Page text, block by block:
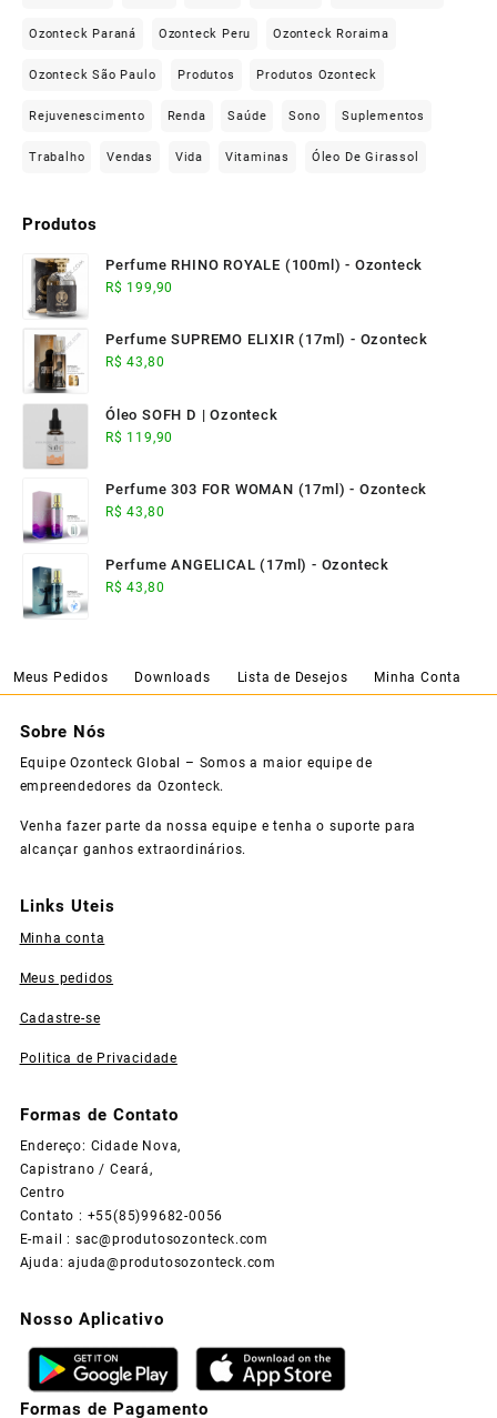
Ozonteck Paraná Ozonteck Peru Ozonteck Roraima
Ozonteck São Paulo Produtos Produtos Ozonteck
Rejuvenescimento Renda Saúde Sono Suplementos
Trabalho Vendas Vida Vitaminas Óleo De Girassol
Produtos
Perfume RHINO ROYALE (100ml) - Ozonteck
R$ 199,90
Perfume SUPREMO ELIXIR (17ml) - Ozonteck
R$ 43,80
Óleo SOFH D | Ozonteck
R$ 119,90
Perfume 303 FOR WOMAN (17ml) - Ozonteck
R$ 43,80
Perfume ANGELICAL (17ml) - Ozonteck
R$ 43,80
Meus Pedidos Downloads Lista de Desejos Minha Conta
Sobre Nós
Equipe Ozonteck Global – Somos a maior equipe de
empreendedores da Ozonteck.
Venha fazer parte da nossa equipe e tenha o suporte para
alcançar ganhos extraordinários.
Links Uteis
Minha conta
Meus pedidos
Cadastre-se
Politica de Privacidade
Formas de Contato
Endereço: Cidade Nova,
Capistrano / Ceará,
Centro
Contato : +55(85)99682-0056
E-mail : sac@produtosozonteck.com
Ajuda:ajuda@produtosozonteck.com
Nosso Aplicativo
Formas de Pagamento